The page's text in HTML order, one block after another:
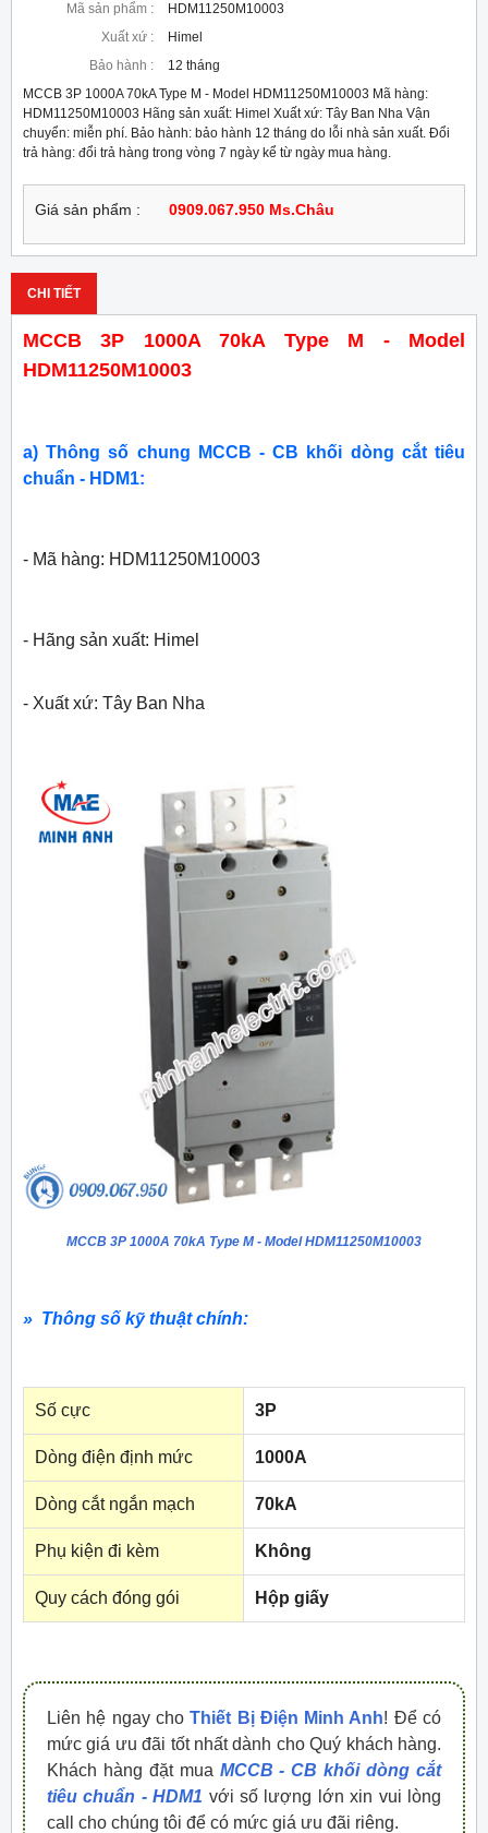
Mã sản phẩm :
HDM11250M10003
Xuất xứ :
Himel
Bảo hành :
12 tháng
MCCB 3P 1000A 70kA Type M - Model HDM11250M10003 Mã hàng:
HDM11250M10003 Hãng sản xuất: Himel Xuất xứ: Tây Ban Nha Vận
chuyển: miễn phí. Bảo hành: bảo hành 12 tháng do lỗi nhà sản xuất. Đổi
trả hàng: đổi trả hàng trong vòng 7 ngày kể từ ngày mua hàng.
Giá sản phẩm : 0909.067.950 Ms.Châu
CHI TIẾT
MCCB 3P 1000A 70kA Type M - Model
HDM11250M10003
a) Thông số chung MCCB - CB khối dòng cắt tiêu
chuẩn - HDM1:
- Mã hàng: HDM11250M10003
- Hãng sản xuất: Himel
- Xuất xứ: Tây Ban Nha
MCCB 3P 1000A 70kA Type M - Model HDM11250M10003
» Thông số kỹ thuật chính:
Số cực 3P
Dòng điện định mức 1000A
Dòng cắt ngắn mạch 70kA
Phụ kiện đi kèm Không
Quy cách đóng gói Hộp giấy
Liên hệ ngay choThiết Bị Điện Minh Anh! Để có
mức giá ưu đãi tốt nhất dành cho Quý khách hàng.
Khách hàng đặt mua MCCB - CB khối dòng cắt
tiêu chuẩn - HDM1 với số lượng lớn xin vui lòng
call cho chúng tôi để có mức giá ưu đãi riêng.